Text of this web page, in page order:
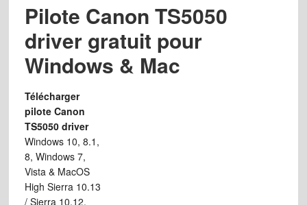
Pilote Canon TS5050
driver gratuit pour
Windows & Mac
Télécharger
pilote Canon
TS5050 driver
Windows 10, 8.1,
8, Windows 7,
Vista & MacOS
High Sierra 10.13
/ Sierra 10.12,